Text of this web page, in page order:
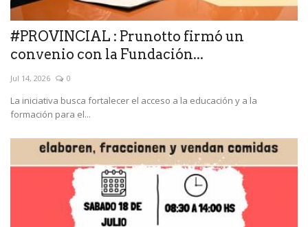
#PROVINCIAL : Prunotto firmó un
convenio con la Fundación...
Jul 14, 2026 0
La iniciativa busca fortalecer el acceso a la educación y a la
formación para el...